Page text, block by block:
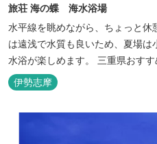
旅荘 海の蝶 海水浴場
水平線を眺めながら、ちょっと
は遠浅で水質も良いため、夏場
水浴が楽しめます。 三重県おすすめ海水浴場ビーチ特集はこちら
🏖三重の海水浴場ビーチ特集 プー
伊勢志摩